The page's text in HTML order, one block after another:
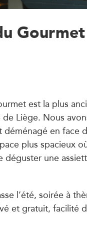
Gourmet
est la plus
Liège. Nous
déménagé en face
plus spacieux
déguster une
l’été, soirée à
et gratuit, facilité